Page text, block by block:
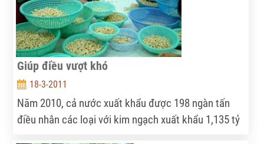
Giúp điều vượt khó
18-3-2011
Năm 2010, cả nước xuất khẩu được 198 ngàn tấn
điều nhân các loại với kim ngạch xuất khẩu 1,135 tỷ